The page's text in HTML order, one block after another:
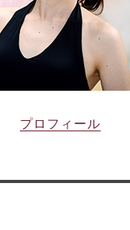
プロフィール